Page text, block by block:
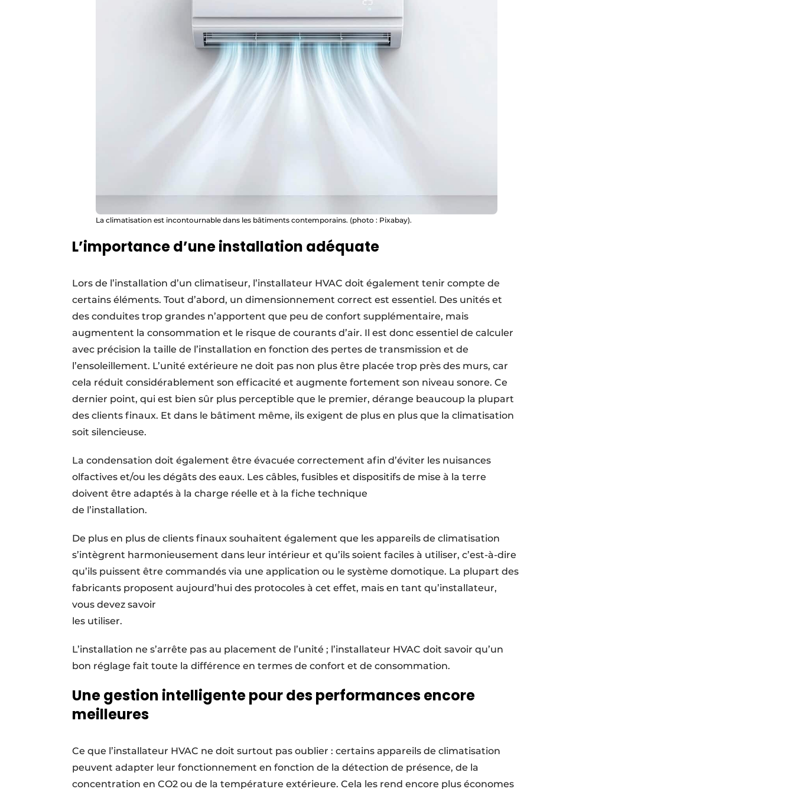
La climatisation est incontournable dans les bâtiments contemporains. (photo : Pixabay).
L’importance d’une installation adéquate
Lors de l’installation d’un climatiseur, l’installateur HVAC doit également tenir compte de
certains éléments. Tout d’abord, un dimensionnement correct est essentiel. Des unités et
des conduites trop grandes n’apportent que peu de confort supplémentaire, mais
augmentent la consommation et le risque de courants d’air. Il est donc essentiel de calculer
avec précision la taille de l’installation en fonction des pertes de transmission et de
l’ensoleillement. L’unité extérieure ne doit pas non plus être placée trop près des murs, car
cela réduit considérablement son efficacité et augmente fortement son niveau sonore. Ce
dernier point, qui est bien sûr plus perceptible que le premier, dérange beaucoup la plupart
des clients finaux. Et dans le bâtiment même, ils exigent de plus en plus que la climatisation
soit silencieuse.
La condensation doit également être évacuée correctement afin d’éviter les nuisances
olfactives et/ou les dégâts des eaux. Les câbles, fusibles et dispositifs de mise à la terre
doivent être adaptés à la charge réelle et à la fiche technique
de l’installation.
De plus en plus de clients finaux souhaitent également que les appareils de climatisation
s’intègrent harmonieusement dans leur intérieur et qu’ils soient faciles à utiliser, c’est-à-dire
qu’ils puissent être commandés via une application ou le système domotique. La plupart des
fabricants proposent aujourd’hui des protocoles à cet effet, mais en tant qu’installateur,
vous devez savoir
les utiliser.
L’installation ne s’arrête pas au placement de l’unité ; l’installateur HVAC doit savoir qu’un
bon réglage fait toute la différence en termes de confort et de consommation.
Une gestion intelligente pour des performances encore
meilleures
Ce que l’installateur HVAC ne doit surtout pas oublier : certains appareils de climatisation
peuvent adapter leur fonctionnement en fonction de la détection de présence, de la
concentration en CO2 ou de la température extérieure. Cela les rend encore plus économes